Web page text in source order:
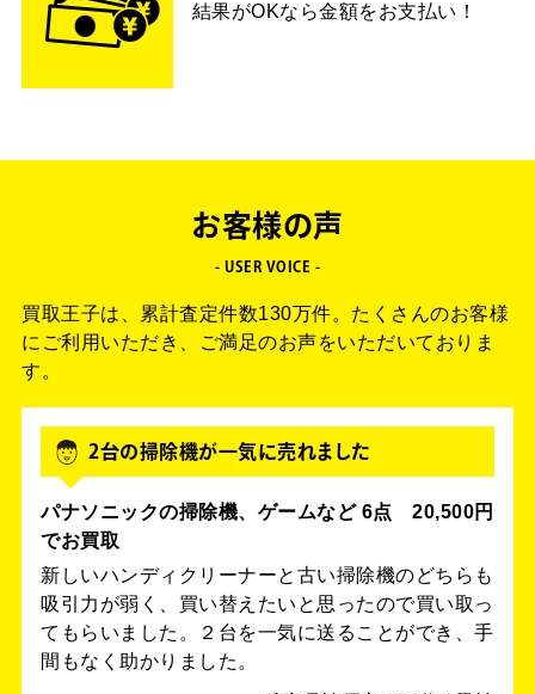
結果がOKなら金額をお支払い！
お客様の声
- USER VOICE -
買取王子は、累計査定件数130万件。 たくさんのお客様
にご利用いただき、ご満足のお声をいただいておりま
す。
2台の掃除機が一気に売れました
パナソニックの掃除機、ゲームなど 6点 20,500円
でお買取
新しいハンディクリーナーと古い掃除機のどちらも
吸引力が弱く、買い替えたいと思ったので買い取っ
てもらいました。２台を一気に送ることができ、手
間もなく助かりました。